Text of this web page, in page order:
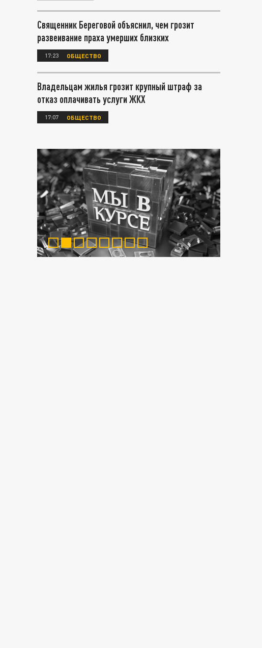
Священник Береговой объяснил, чем грозит
развеивание праха умерших близких
17:23 ОБЩЕСТВО
Владельцам жилья грозит крупный штраф за
отказ оплачивать услуги ЖКХ
17:07 ОБЩЕСТВО